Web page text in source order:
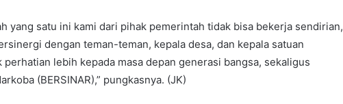
yang satu ini kami dari pihak pemerintah tidak bisa bekerja sendirian,
dengan teman-teman, kepala desa, dan kepala satuan
lebih kepada masa depan generasi bangsa, sekaligus
(BERSINAR),” pungkasnya. (JK)